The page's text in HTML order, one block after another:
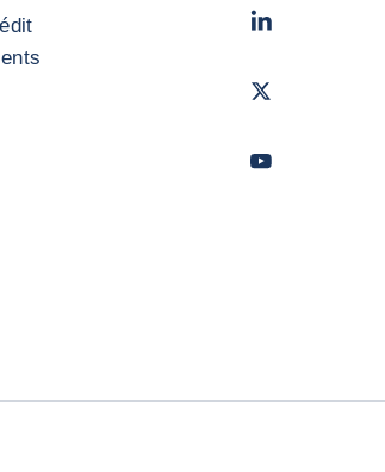
LinkedIn
Twitter
Youtube